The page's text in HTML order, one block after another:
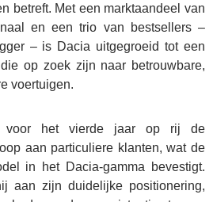
betreft. Met een marktaandeel van
en een trio van bestsellers –
– is Dacia uitgegroeid tot een
op zoek zijn naar betrouwbare,
voertuigen.
voor het vierde jaar op rij de
aan particuliere klanten, wat de
in het Dacia-gamma bevestigt.
aan zijn duidelijke positionering,